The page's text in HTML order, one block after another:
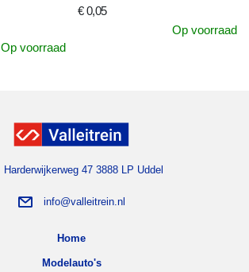
Op voorraad
€ 0,05
Op voorraad
Harderwijkerweg 47 3888 LP Uddel
info@valleitrein.nl
Home
Modelauto's